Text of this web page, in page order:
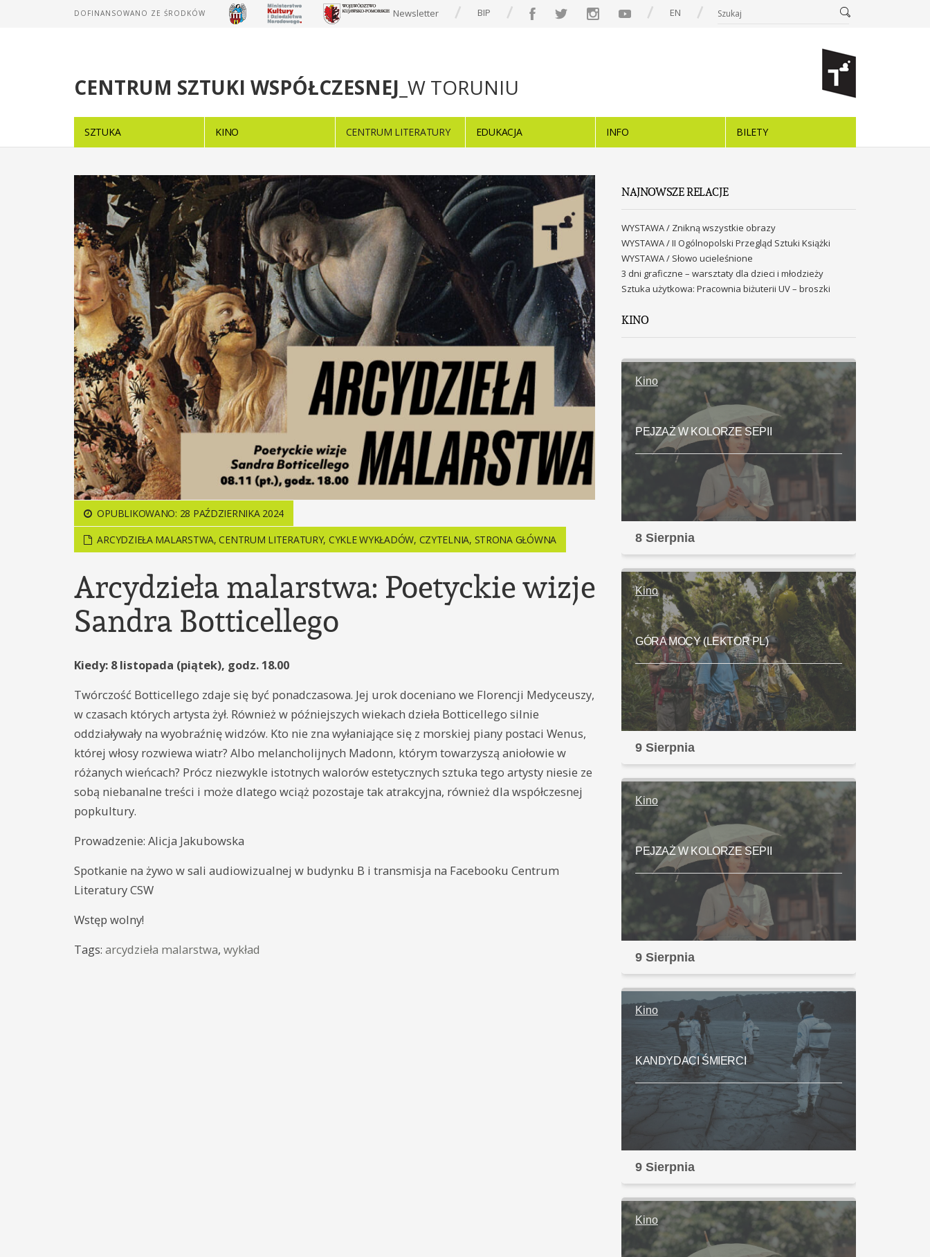
DOFINANSOWANO ZE ŚRODKÓW Newsletter BIP EN
CENTRUM SZTUKI WSPÓŁCZESNEJ _W TORUNIU
SZTUKA KINO CENTRUM LITERATURY EDUKACJA INFO BILETY
OPUBLIKOWANO: 28 PAŹDZIERNIKA 2024
ARCYDZIEŁA MALARSTWA,CENTRUM LITERATURY, CYKLE WYKŁADÓW, CZYTELNIA, STRONA GŁÓWNA
Arcydzieła malarstwa: Poetyckie wizje
Sandra Botticellego
Kiedy: 8 listopada (piątek), godz. 18.00
Twórczość Botticellego zdaje się być ponadczasowa. Jej urok doceniano we Florencji Medyceuszy,
w czasach których artysta żył. Również w późniejszych wiekach dzieła Botticellego silnie
oddziaływały na wyobraźnię widzów. Kto nie zna wyłaniające się z morskiej piany postaci Wenus,
której włosy rozwiewa wiatr? Albo melancholijnych Madonn, którym towarzyszą aniołowie w
różanych wieńcach? Prócz niezwykle istotnych walorów estetycznych sztuka tego artysty niesie ze
sobą niebanalne treści i może dlatego wciąż pozostaje tak atrakcyjna, również dla współczesnej
popkultury.
Prowadzenie: Alicja Jakubowska
Spotkanie na żywo w sali audiowizualnej w budynku B i transmisja na Facebooku Centrum
Literatury CSW
Wstęp wolny!
Tags: arcydzieła malarstwa, wykład
NAJNOWSZE RELACJE
WYSTAWA / Znikną wszystkie obrazy
WYSTAWA / II Ogólnopolski Przegląd Sztuki Książki
WYSTAWA / Słowo ucieleśnione
3 dni graficzne – warsztaty dla dzieci i młodzieży
Sztuka użytkowa: Pracownia biżuterii UV – broszki
KINO
Kino
PEJZAŻ W KOLORZE SEPII
8 Sierpnia
Kino
GÓRA MOCY (LEKTOR PL)
9 Sierpnia
Kino
PEJZAŻ W KOLORZE SEPII
9 Sierpnia
Kino
KANDYDACI ŚMIERCI
9 Sierpnia
Kino